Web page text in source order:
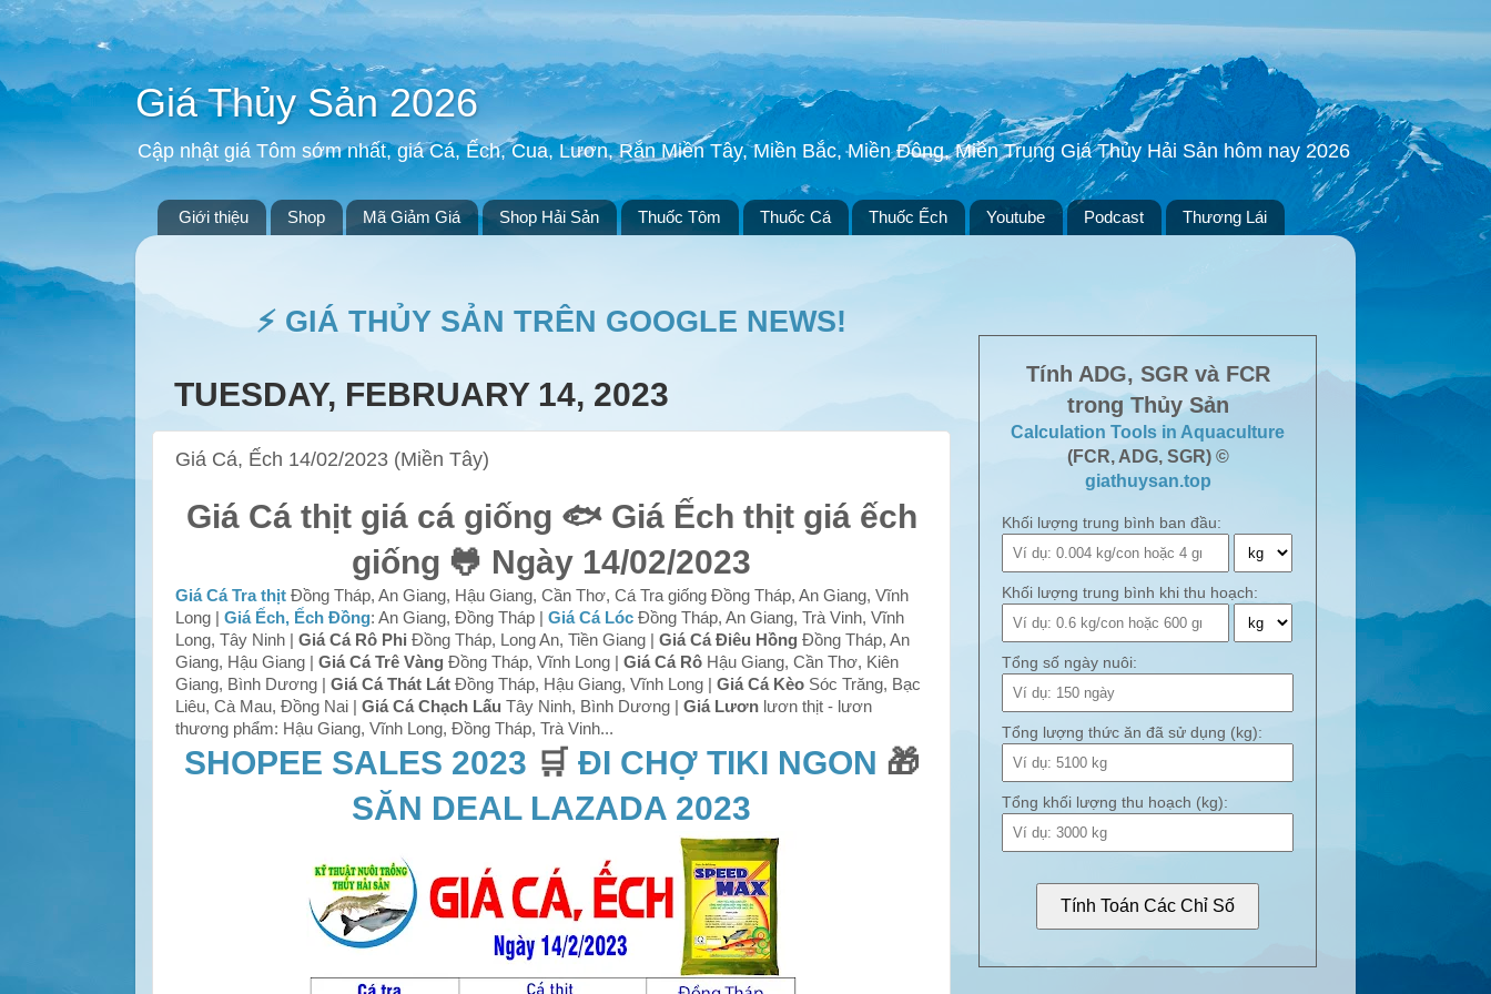
Giá Thủy Sản 2026
Cập nhật giá Tôm sớm nhất, giá Cá, Ếch, Cua, Lươn, Rắn Miền Tây, Miền Bắc, Miền Đông, Miền Trung Giá Thủy Hải Sản hôm nay 2026
Giới thiệu Shop Mã Giảm Giá Shop Hải Sản Thuốc Tôm Thuốc Cá Thuốc Ếch Youtube Podcast Thương Lái
⚡ GIÁ THỦY SẢN TRÊN GOOGLE NEWS!
TUESDAY, FEBRUARY 14, 2023
Giá Cá, Ếch 14/02/2023 (Miền Tây)
Giá Cá thịt giá cá giống 🐟 Giá Ếch thịt giá ếch
giống 🐸 Ngày 14/02/2023
Giá Cá Tra thịt Đồng Tháp, An Giang, Hậu Giang, Cần Thơ, Cá Tra giống Đồng Tháp, An Giang, Vĩnh
Long | Giá Ếch, Ếch Đồng: An Giang, Đồng Tháp | Giá Cá Lóc Đồng Tháp, An Giang, Trà Vinh, Vĩnh
Long, Tây Ninh | Giá Cá Rô Phi Đồng Tháp, Long An, Tiền Giang | Giá Cá Điêu Hồng Đồng Tháp, An
Giang, Hậu Giang | Giá Cá Trê Vàng Đồng Tháp, Vĩnh Long | Giá Cá Rô Hậu Giang, Cần Thơ, Kiên
Giang, Bình Dương | Giá Cá Thát Lát Đồng Tháp, Hậu Giang, Vĩnh Long | Giá Cá Kèo Sóc Trăng, Bạc
Liêu, Cà Mau, Đồng Nai | Giá Cá Chạch Lấu Tây Ninh, Bình Dương | Giá Lươn lươn thịt - lươn
thương phẩm: Hậu Giang, Vĩnh Long, Đồng Tháp, Trà Vinh...
SHOPEE SALES 2023 🛒 ĐI CHỢ TIKI NGON 🎁
SĂN DEAL LAZADA 2023
Tính ADG, SGR và FCR
trong Thủy Sản
Calculation Tools in Aquaculture
(FCR, ADG, SGR) ©
giathuysan.top
Khối lượng trung bình ban đầu:
Khối lượng trung bình khi thu hoạch:
Tổng số ngày nuôi:
Tổng lượng thức ăn đã sử dụng (kg):
Tổng khối lượng thu hoạch (kg):
Tính Toán Các Chỉ Số